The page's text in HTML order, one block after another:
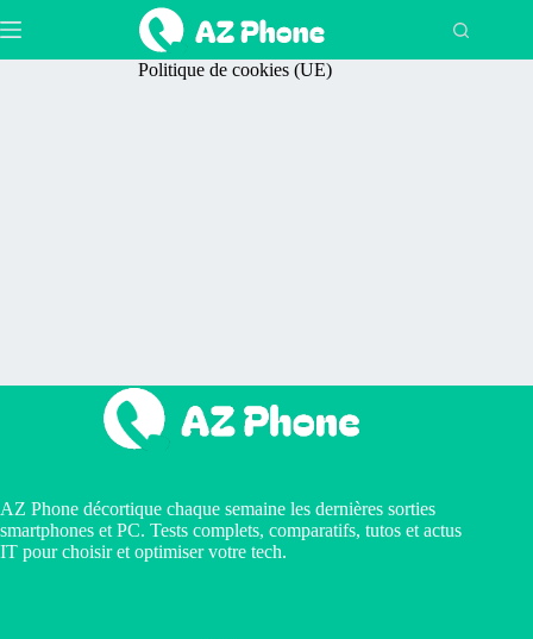
au
Politique de cookies (UE)
AZ Phone décortique chaque semaine les dernières sorties
smartphones et PC. Tests complets, comparatifs, tutos et actus
IT pour choisir et optimiser votre tech.